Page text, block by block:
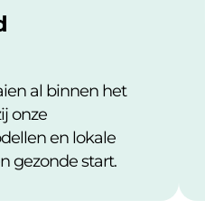
al binnen het
onze
en lokale
gezonde start.